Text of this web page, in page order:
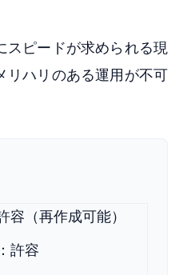
スピードが求められる現
リハリのある運用が不可
容（再作成可能）
許容